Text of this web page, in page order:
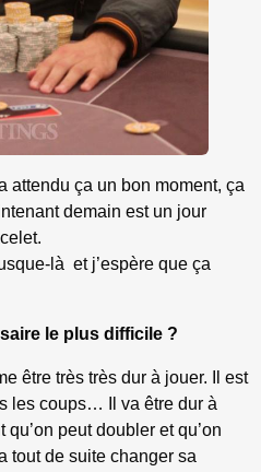
attendu ça un bon moment, ça
demain est un jour
là et j’espère que ça
le plus difficile ?
être très très dur à jouer. Il est
les coups… Il va être dur à
peut doubler et qu’on
tout de suite changer sa